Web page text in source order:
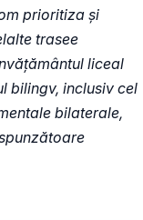
prioritiza și
trasee
liceal
bilingv, inclusiv cel
bilaterale,